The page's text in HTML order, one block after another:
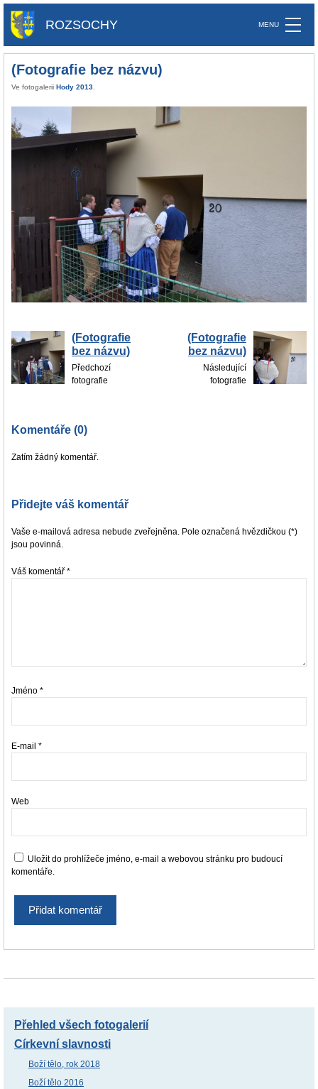
ROZSOCHY
(Fotografie bez názvu)
Ve fotogalerii Hody 2013
(Fotografie
bez názvu)
Předchozí
fotografie
(Fotografie
bez názvu)
Následující
fotografie
Komentáře (0)
Zatím žádný komentář.
Přidejte váš komentář
Vaše e-mailová adresa nebude zveřejněna. Pole označená hvězdičkou (*)
jsou povinná.
Váš komentář *
Jméno *
E-mail *
Web
Uložit do prohlížeče jméno, e-mail a webovou stránku pro budoucí
komentáře.
Přehled všech fotogalerií
Církevní slavnosti
Boží tělo, rok 2018
Boží tělo 2016